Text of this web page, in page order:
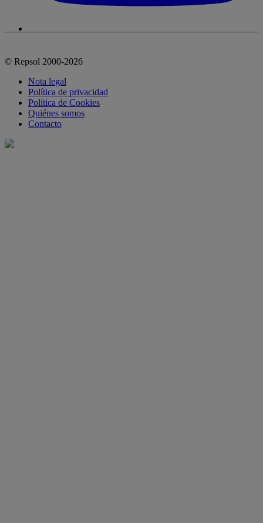
© Repsol 2000-2026
Nota legal
Política de privacidad
Política de Cookies
Quiénes somos
Contacto